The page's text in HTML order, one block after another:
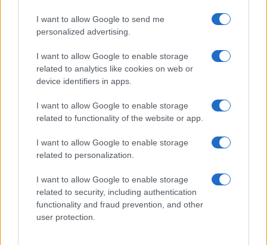
I want to allow Google to send me
personalized advertising.
I want to allow Google to enable storage
related to analytics like cookies on web or
device identifiers in apps.
I want to allow Google to enable storage
related to functionality of the website or app.
I want to allow Google to enable storage
related to personalization.
I want to allow Google to enable storage
related to security, including authentication
functionality and fraud prevention, and other
user protection.